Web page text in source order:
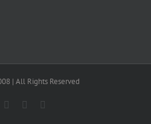
| All Rights Reserved
TwitterYouTube